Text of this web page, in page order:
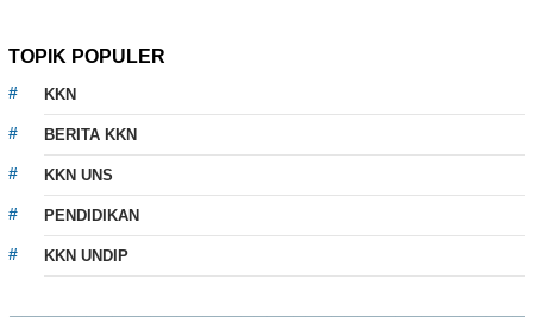
TOPIK POPULER
KKN
BERITA KKN
KKN UNS
PENDIDIKAN
KKN UNDIP